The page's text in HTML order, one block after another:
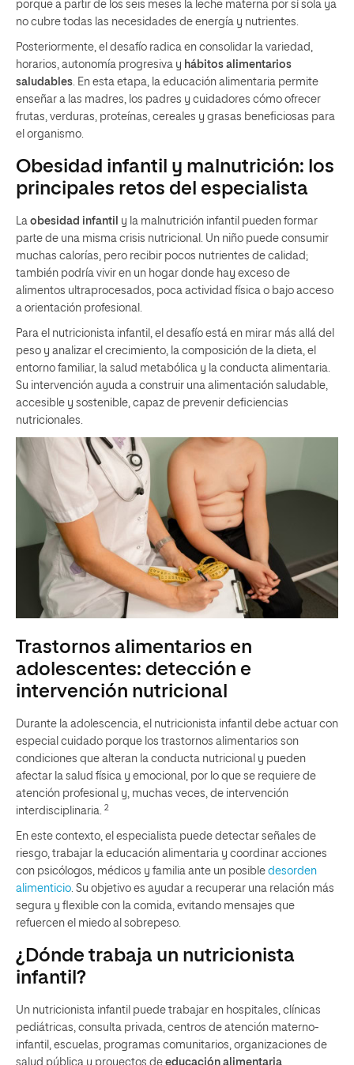
porque a partir de los seis meses la leche materna por sí sola ya
no cubre todas las necesidades de energía y nutrientes.
Posteriormente, el desafío radica en consolidar la variedad,
horarios, autonomía progresiva y hábitos alimentarios
saludables . En esta etapa, la educación alimentaria permite
enseñar a las madres, los padres y cuidadores cómo ofrecer
frutas, verduras, proteínas, cereales y grasas beneficiosas para
el organismo.
Obesidad infantil y malnutrición: los
principales retos del especialista
La obesidad infantil
y la malnutrición infantil pueden formar
parte de una misma crisis nutricional. Un niño puede consumir
muchas calorías, pero recibir pocos nutrientes de calidad;
también podría vivir en un hogar donde hay exceso de
alimentos ultraprocesados, poca actividad física o bajo acceso
a orientación profesional.
Para el nutricionista infantil, el desafío está en mirar más allá del
peso y analizar el crecimiento, la composición de la dieta, el
entorno familiar, la salud metabólica y la conducta alimentaria.
Su intervención ayuda a construir una alimentación saludable,
accesible y sostenible, capaz de prevenir deficiencias
nutricionales.
Trastornos alimentarios en
adolescentes: detección e
intervención nutricional
Durante la adolescencia, el nutricionista infantil debe actuar con
especial cuidado porque los trastornos alimentarios son
condiciones que alteran la conducta nutricional y pueden
afectar la salud física y emocional, por lo que se requiere de
atención profesional y, muchas veces, de intervención
interdisciplinaria. 2
En este contexto, el especialista puede detectar señales de
riesgo, trabajar la educación alimentaria y coordinar acciones
con psicólogos, médicos y familia ante un posible desorden
alimenticio. Su objetivo es ayudar a recuperar una relación más
segura y flexible con la comida, evitando mensajes que
refuercen el miedo al sobrepeso.
¿Dónde trabaja un nutricionista
infantil?
Un nutricionista infantil puede trabajar en hospitales, clínicas
pediátricas, consulta privada, centros de atención materno-
infantil, escuelas, programas comunitarios, organizaciones de
salud pública y proyectos de educación alimentaria.